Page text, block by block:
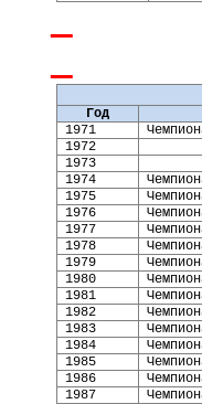
Год
1971
1972
1973
1974
1975
1976
1977
1978
1979
1980
1981
1982
1983
1984
1985
1986
1987